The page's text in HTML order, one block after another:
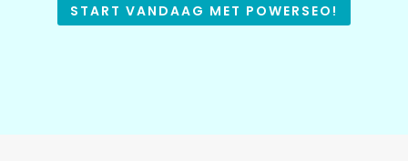
START VANDAAG MET POWERSEO!